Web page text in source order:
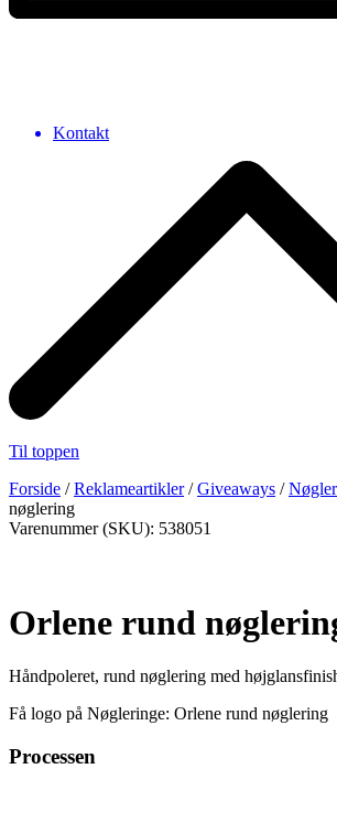
Kontakt
Til toppen
Forside /Reklameartikler/Giveaways /
nøglering
Varenummer (SKU): 538051
Orlene rund
Håndpoleret, rund nøglering med
Få logo på Nøgleringe: Orlene rund nøglering
Processen